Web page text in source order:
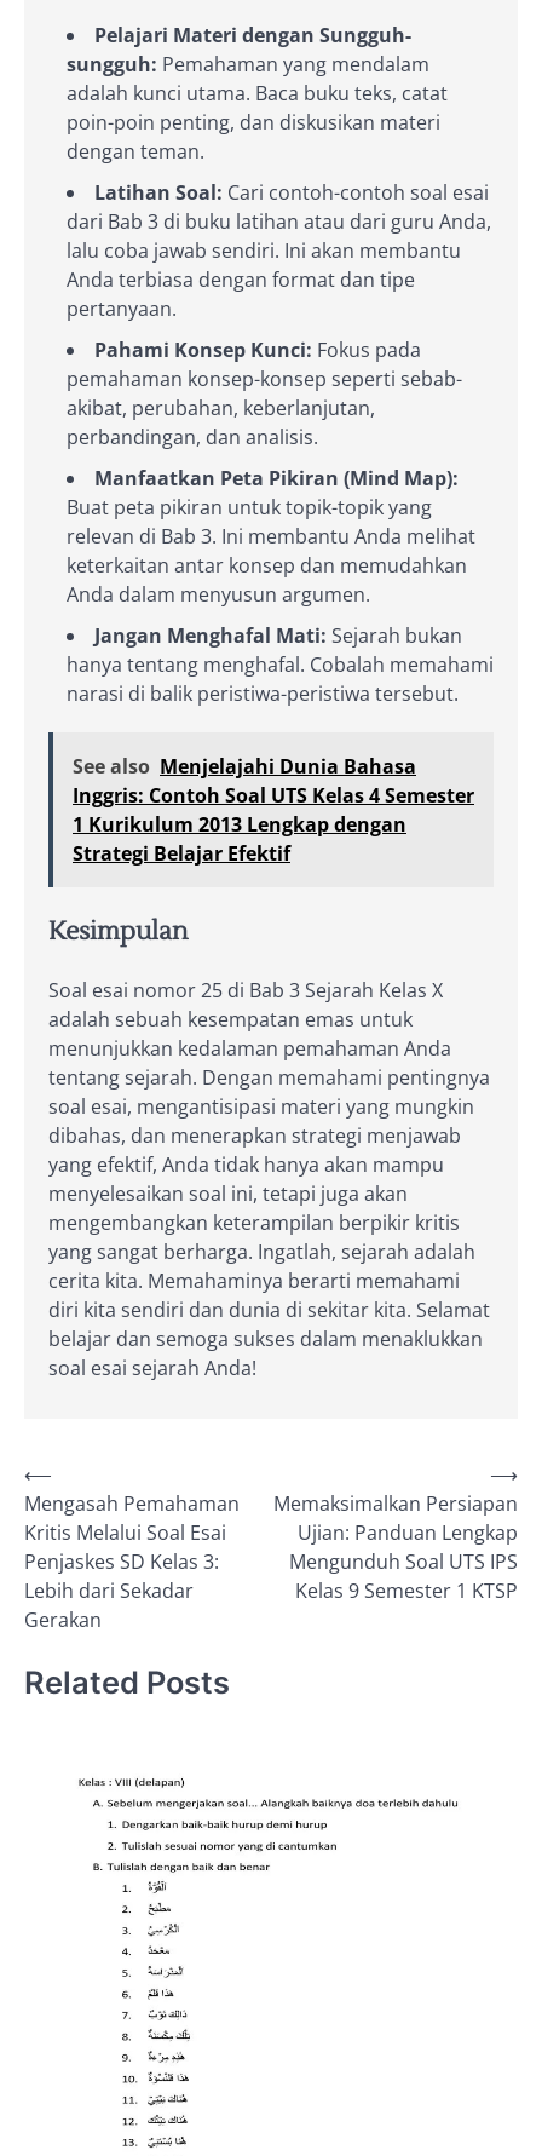
Pelajari Materi dengan Sungguh-
sungguh: Pemahaman yang mendalam
adalah kunci utama. Baca buku teks, catat
poin-poin penting, dan diskusikan materi
dengan teman.
Latihan Soal: Cari contoh-contoh soal esai
dari Bab 3 di buku latihan atau dari guru Anda,
lalu coba jawab sendiri. Ini akan membantu
Anda terbiasa dengan format dan tipe
pertanyaan.
Pahami Konsep Kunci: Fokus pada
pemahaman konsep-konsep seperti sebab-
akibat, perubahan, keberlanjutan,
perbandingan, dan analisis.
Manfaatkan Peta Pikiran (Mind Map):
Buat peta pikiran untuk topik-topik yang
relevan di Bab 3. Ini membantu Anda melihat
keterkaitan antar konsep dan memudahkan
Anda dalam menyusun argumen.
Jangan Menghafal Mati: Sejarah bukan
hanya tentang menghafal. Cobalah memahami
narasi di balik peristiwa-peristiwa tersebut.
See also Menjelajahi Dunia Bahasa
Inggris: Contoh Soal UTS Kelas 4 Semester
1 Kurikulum 2013 Lengkap dengan
Strategi Belajar Efektif
Kesimpulan
Soal esai nomor 25 di Bab 3 Sejarah Kelas X
adalah sebuah kesempatan emas untuk
menunjukkan kedalaman pemahaman Anda
tentang sejarah. Dengan memahami pentingnya
soal esai, mengantisipasi materi yang mungkin
dibahas, dan menerapkan strategi menjawab
yang efektif, Anda tidak hanya akan mampu
menyelesaikan soal ini, tetapi juga akan
mengembangkan keterampilan berpikir kritis
yang sangat berharga. Ingatlah, sejarah adalah
cerita kita. Memahaminya berarti memahami
diri kita sendiri dan dunia di sekitar kita. Selamat
belajar dan semoga sukses dalam menaklukkan
soal esai sejarah Anda!
Post
navigation
⟵
Mengasah Pemahaman
Kritis Melalui Soal Esai
Penjaskes SD Kelas 3:
Lebih dari Sekadar
Gerakan
Memaksimalkan Persiapan
Ujian: Panduan Lengkap
Mengunduh Soal UTS IPS
Kelas 9 Semester 1 KTSP
⟶
Related Posts